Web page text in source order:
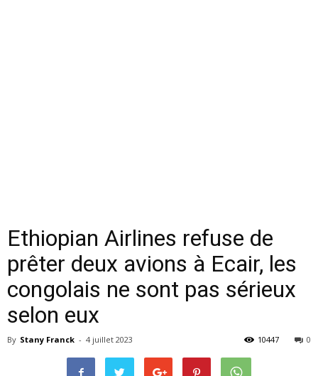
Ethiopian Airlines refuse de
prêter deux avions à Ecair, les
congolais ne sont pas sérieux
selon eux
By Stany Franck - 4 juillet 2023 0
10447